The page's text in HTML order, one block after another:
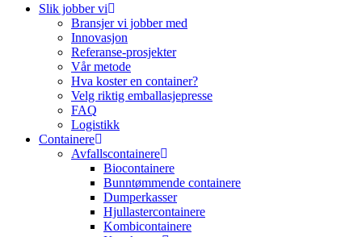
Slik jobber vi
Bransjer vi jobber med
Innovasjon
Referanse-prosjekter
Vår metode
Hva koster en container?
Velg riktig emballasjepresse
FAQ
Logistikk
Containere
Avfallscontainere
Biocontainere
Bunntømmende containere
Dumperkasser
Hjullastercontainere
Kombicontainere